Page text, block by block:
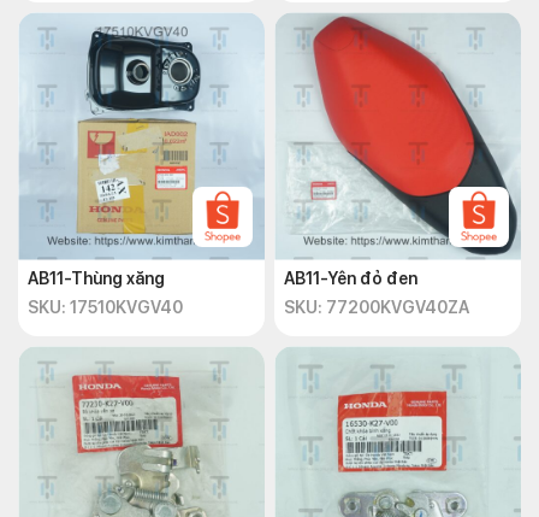
AB11-Thùng xăng
SKU: 17510KVGV40
AB11-Yên đỏ đen
SKU: 77200KVGV40ZA